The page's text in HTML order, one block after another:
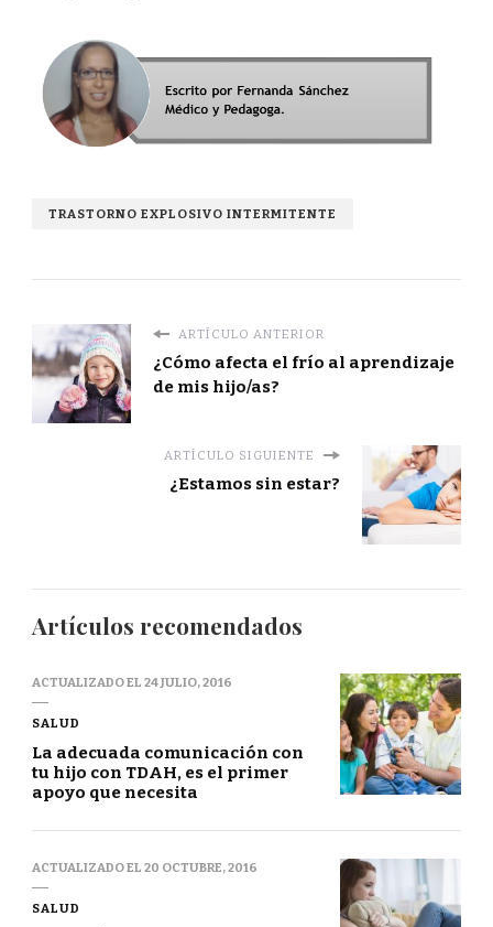
TRASTORNO EXPLOSIVO INTERMITENTE
ARTÍCULO ANTERIOR
¿Cómo afecta el frío al aprendizaje
de mis hijo/as?
ARTÍCULO SIGUIENTE
¿Estamos sin estar?
Artículos recomendados
ACTUALIZADO EL 24 JULIO, 2016
SALUD
La adecuada comunicación con
tu hijo con TDAH, es el primer
apoyo que necesita
ACTUALIZADO EL 20 OCTUBRE, 2016
SALUD